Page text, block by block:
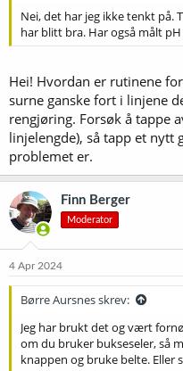
Nei, det har jeg ikke tenkt på.
har blitt bra. Har også målt
Hei! Hvordan er rutinene
surne ganske fort i linjene
rengjøring. Forsøk å tappe
linjelengde), så tapp et nytt
problemet er.
Finn Berger
Moderator
4 Apr 2024
Børre Aursnes skrev:
Jeg har brukt det og vært
om du bruker bukseseler, så
knappen og bruke belte. Eller